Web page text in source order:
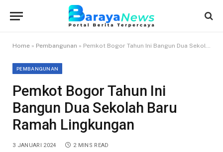
Home » Pembangunan » Pemkot Bogor Tahun Ini Bangun Dua Sekolah Baru Ramah Lingkungan
PEMBANGUNAN
Pemkot Bogor Tahun Ini
Bangun Dua Sekolah Baru
Ramah Lingkungan
3 JANUARI 2024 2 MINS READ